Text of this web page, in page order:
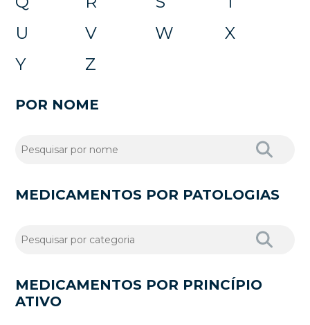
U
V W
X
Y
Z
POR NOME
MEDICAMENTOS POR PATOLOGIAS
MEDICAMENTOS POR PRINCÍPIO
ATIVO